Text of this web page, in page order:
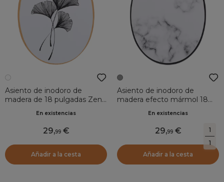
1
1
Asiento de inodoro de
madera de 18 pulgadas Zen
En existencias
29,99
Añadir a la cesta
Asiento de inodoro de
madera efecto mármol 18
En existencias
29,99
Añadir a la cesta